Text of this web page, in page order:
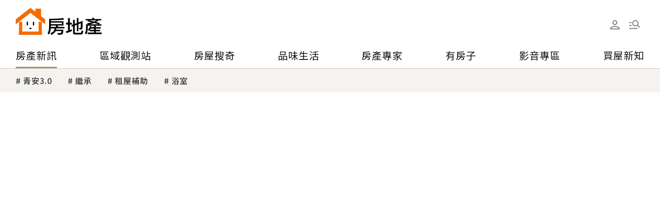
房產新訊 區域觀測站 房屋搜奇 品味生活 房產專家 有房子 影音專區 買屋新知
青安3.0 繼承 租屋補助 浴室